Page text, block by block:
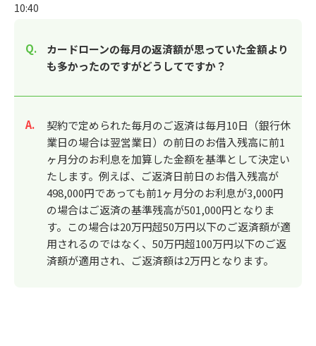
10:40
カードローンの毎月の返済額が思っていた金額より
も多かったのですがどうしてですか？
回答
契約で定められた毎月のご返済は毎月10日（銀行休
業日の場合は翌営業日）の前日のお借入残高に前1
ヶ月分のお利息を加算した金額を基準として決定い
たします。例えば、ご返済日前日のお借入残高が
498,000円であっても前1ヶ月分のお利息が3,000円
の場合はご返済の基準残高が501,000円となりま
す。この場合は20万円超50万円以下のご返済額が適
用されるのではなく、50万円超100万円以下のご返
済額が適用され、ご返済額は2万円となります。